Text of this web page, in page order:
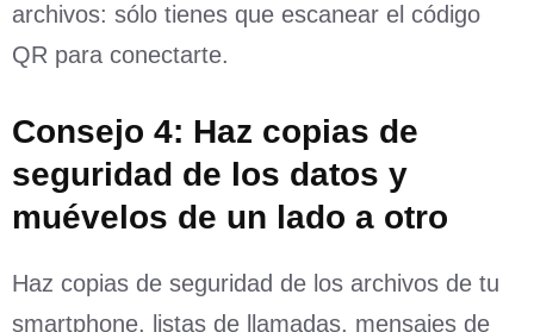
archivos: sólo tienes que escanear el código
QR para conectarte.
Consejo 4: Haz copias de
seguridad de los datos y
muévelos de un lado a otro
Haz copias de seguridad de los archivos de tu
smartphone, listas de llamadas, mensajes de